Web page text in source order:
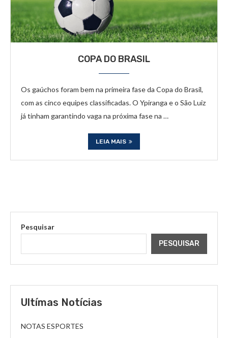
COPA DO BRASIL
Os gaúchos foram bem na primeira fase da Copa do Brasil,
com as cinco equipes classificadas. O Ypiranga e o São Luiz
já tinham garantindo vaga na próxima fase na …
LEIA MAIS
Pesquisar
PESQUISAR
Ultímas Notícias
NOTAS ESPORTES